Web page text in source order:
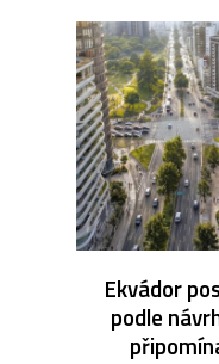
Ekvádor
podle